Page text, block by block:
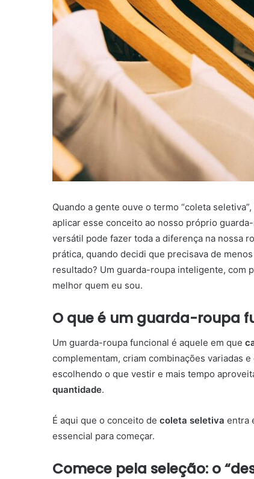
Quando a gente ouve o termo “coleta
aplicar esse conceito ao nosso próprio
versátil pode fazer toda a diferença na nossa
prática, quando decidi que precisava de
resultado? Um guarda-roupa inteligente, com
melhor quem eu sou.
O que é um guarda-roupa
Um guarda-roupa funcional é aquele em que
complementam, criam combinações variadas
escolhendo o que vestir e mais tempo
quantidade.
É aqui que o conceito de coleta seletiva entra
essencial para começar.
Comece pela seleção: o